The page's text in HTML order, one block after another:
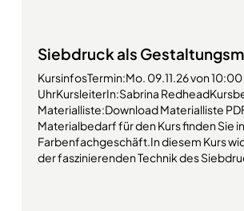
Siebdruck als
KursinfosTermin:Mo. 09.11.26 von
UhrKursleiterIn:Sabrina
Materialliste:Download Materialliste
Materialbedarf für den Kurs finden Sie
Farbenfachgeschäft.In diesem Kurs
der faszinierenden Technik des